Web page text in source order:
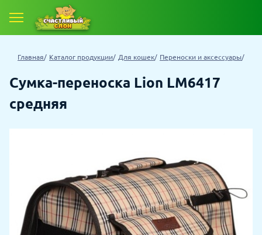
Главная Каталог продукции Для кошек Переноски и аксессуары
Сумка-переноска Lion LM6417
средняя